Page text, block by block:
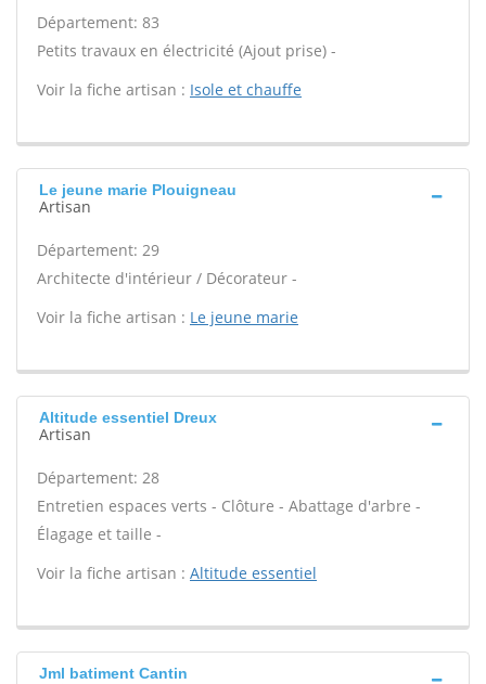
Département: 83
Petits travaux en électricité (Ajout prise) -
Voir la fiche artisan : Isole et chauffe
Le jeune marie Plouigneau
Artisan
Département: 29
Architecte d'intérieur / Décorateur -
Voir la fiche artisan : Le jeune marie
Altitude essentiel Dreux
Artisan
Département: 28
Entretien espaces verts - Clôture - Abattage d'arbre -
Élagage et taille -
Voir la fiche artisan : Altitude essentiel
Jml batiment Cantin